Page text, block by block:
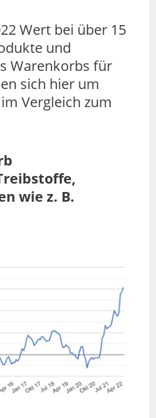
Wert bei über 15
und
Warenkorbs für
sich hier um
Vergleich zum
wie z. B.